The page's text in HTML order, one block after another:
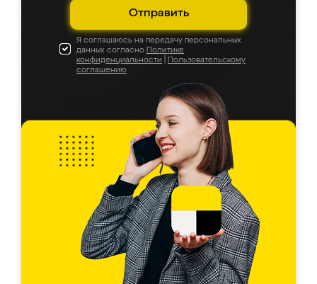
Отправить
Я соглашаюсь на передачу персональных
данных согласно Политике
конфиденциальности
Пользовательскому
соглашению